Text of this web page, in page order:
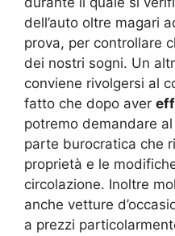
dell’auto oltre magari
prova, per controllare
dei nostri sogni. Un
conviene rivolgersi al
fatto che dopo aver
potremo demandare
parte burocratica che
proprietà e le
circolazione. Inoltre
anche vetture
a prezzi